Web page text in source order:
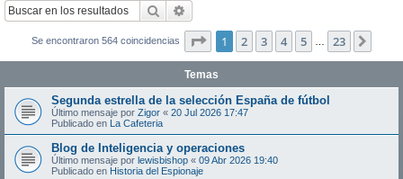
Buscar
Se encontraron 564 coincidencias Página de 23
1 2 3 4 5 23
Temas
Segunda estrella de la selección España de fútbol
Último mensaje por Zigor « 20 Jul 2026 17:47
Publicado en La Cafeteria
Blog de Inteligencia y operaciones
Último mensaje por lewisbishop « 09 Abr 2026 19:40
Publicado en Historia del Espionaje